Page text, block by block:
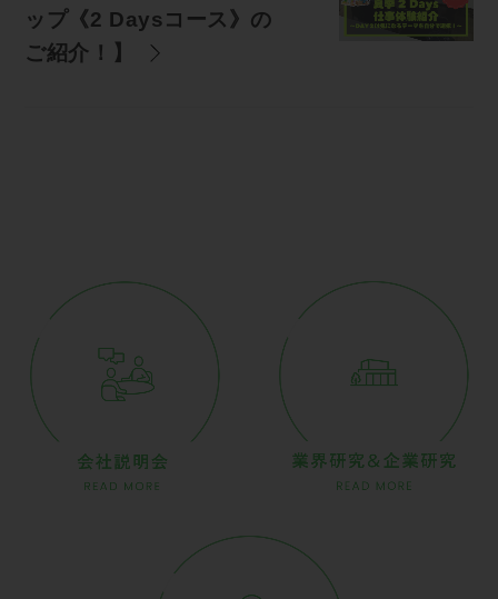
ップ《2 Daysコース》の
ご紹介！】